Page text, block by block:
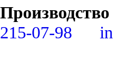
215-07-98